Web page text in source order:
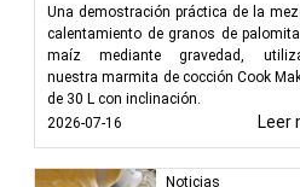
Una demostración práctica de la
calentamiento de granos de
maíz mediante gravedad,
nuestra marmita de cocción Cook
de 30 L con inclinación.
2026-07-16
Leer
Noticias